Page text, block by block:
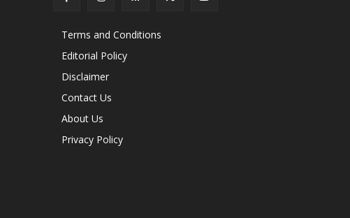
Terms and Conditions
Editorial Policy
Disclaimer
Contact Us
About Us
Privacy Policy